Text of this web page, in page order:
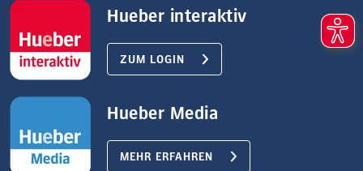
Hueber interaktiv
ZUM LOGIN
Hueber Media
MEHR ERFAHREN